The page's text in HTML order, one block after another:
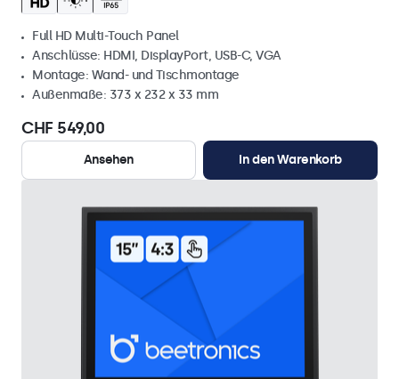
Full HD Multi-Touch Panel
Anschlüsse: HDMI, DisplayPort, USB-C, VGA
Montage: Wand- und Tischmontage
Außenmaße: 373 x 232 x 33 mm
CHF 549,00
Ansehen In den Warenkorb